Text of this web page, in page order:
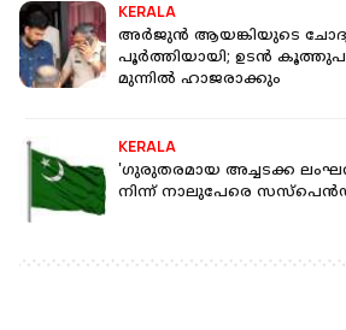
KERALA
അര്‍ജുന്‍ ആയങ്കിയുടെ
പൂര്‍ത്തിയായി; ഉടന്‍
മുന്നില്‍ ഹാജരാക്കും
KERALA
'ഗുരുതരമായ അച്ചടക്ക
നിന്ന് നാലുപേരെ